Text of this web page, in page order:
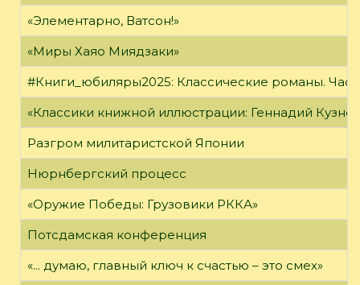
«Элементарно, Ватсон!»
«Миры Хаяо Миядзаки»
#Книги_юбиляры2025: Классические романы.
«Классики книжной иллюстрации: Геннадий
Разгром милитаристской Японии
Нюрнбергский процесс
«Оружие Победы: Грузовики РККА»
Потсдамская конференция
«... думаю, главный ключ к счастью – это смех»